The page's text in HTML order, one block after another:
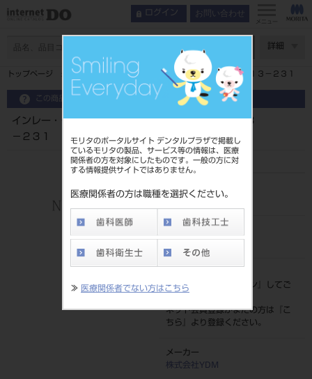
モリタのポータルサイト デンタルプラザで掲載し
ているモリタの製品、サービス等の情報は、医療
関係者の方を対象にしたものです。一般の方に対
する情報提供サイトではありません。
医療関係者の方は職種を選択ください。
≫ 医療関係者でない方はこちら
ログイン お問い合わせ
メニュー
詳細
トップページ インレー・クラウンセッター フラットラバー２入１３－２３１
この商品に関するお問い合わせ
インレー・クラウンセッター フラットラバー２入１３
－２３１
品目コード
201010033
価格の確認は『
ログイン
』してご
ネット会員登録がまだの方は『
こ
ちら
』より登録ください。
メーカー
株式会社YDM